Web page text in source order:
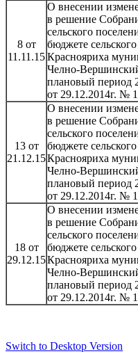
8 от
11.11.15
О внесении
в решение
сельского
бюджете
Краснояриха
Челно-
плановый период
от 29.12.2014г. №
13 от
21.12.15
О внесении
в решение
сельского
бюджете
Краснояриха
Челно-
плановый период
от 29.12.2014г. №
18 от
29.12.15
О внесении
в решение
сельского
бюджете
Краснояриха
Челно-
плановый период
от 29.12.2014г. №
Switch to Desktop Version